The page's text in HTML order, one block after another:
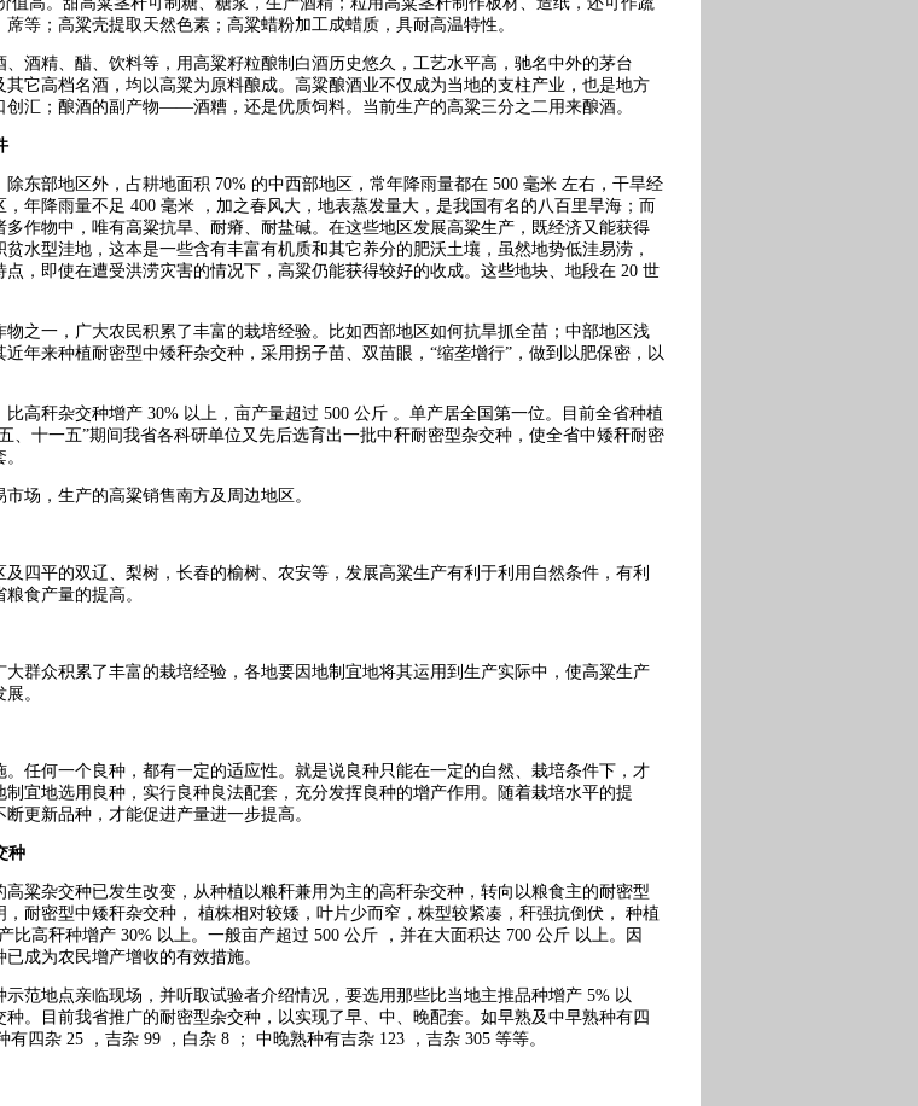
等；高粱壳提取天然色素；高粱蜡粉加工成蜡质，具耐高温特性。
酒精、醋、饮料等，用高粱籽粒酿制白酒历史悠久，工艺水平高，驰名中外的茅台
它高档名酒，均以高粱为原料酿成。高粱酿酒业不仅成为当地的支柱产业，也是地方
创汇；酿酒的副产物——酒糟，还是优质饲料。当前生产的高粱三分之二用来酿酒。
东部地区外，占耕地面积 70% 的中西部地区，常年降雨量都在 500 毫米 左右，干旱经
年降雨量不足 400 毫米 ，加之春风大，地表蒸发量大，是我国有名的八百里旱海；而
多作物中，唯有高粱抗旱、耐瘠、耐盐碱。在这些地区发展高粱生产，既经济又能获得
水型洼地，这本是一些含有丰富有机质和其它养分的肥沃土壤，虽然地势低洼易涝，
，即使在遭受洪涝灾害的情况下，高粱仍能获得较好的收成。这些地块、地段在 20 世
之一，广大农民积累了丰富的栽培经验。比如西部地区如何抗旱抓全苗；中部地区浅
年来种植耐密型中矮秆杂交种，采用拐子苗、双苗眼，“缩垄增行”，做到以肥保密，以
高秆杂交种增产 30% 以上，亩产量超过 500 公斤 。单产居全国第一位。目前全省种植
、十一五”期间我省各科研单位又先后选育出一批中秆耐密型杂交种，使全省中矮秆耐密
场，生产的高粱销售南方及周边地区。
四平的双辽、梨树，长春的榆树、农安等，发展高粱生产有利于利用自然条件，有利
食产量的提高。
群众积累了丰富的栽培经验，各地要因地制宜地将其运用到生产实际中，使高粱生产
。
任何一个良种，都有一定的适应性。就是说良种只能在一定的自然、栽培条件下，才
宜地选用良种，实行良种良法配套，充分发挥良种的增产作用。随着栽培水平的提
更新品种，才能促进产量进一步提高。
种
粱杂交种已发生改变，从种植以粮秆兼用为主的高秆杂交种，转向以粮食主的耐密型
耐密型中矮秆杂交种， 植株相对较矮，叶片少而窄，株型较紧凑，秆强抗倒伏， 种植
比高秆种增产 30% 以上。一般亩产超过 500 公斤 ，并在大面积达 700 公斤 以上。因
成为农民增产增收的有效措施。
范地点亲临现场，并听取试验者介绍情况，要选用那些比当地主推品种增产 5% 以
。目前我省推广的耐密型杂交种，以实现了早、中、晚配套。如早熟及中早熟种有四
四杂 25 ，吉杂 99 ，白杂 8 ； 中晚熟种有吉杂 123 ，吉杂 305 等等。